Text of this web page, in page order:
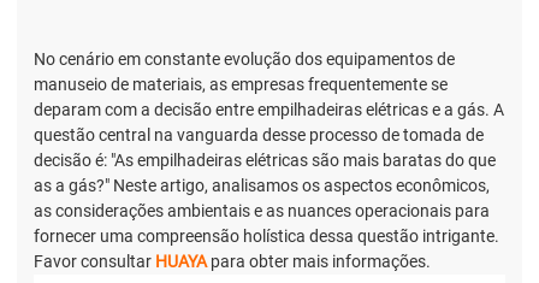
No cenário em constante evolução dos equipamentos de
manuseio de materiais, as empresas frequentemente se
deparam com a decisão entre empilhadeiras elétricas e a gás. A
questão central na vanguarda desse processo de tomada de
decisão é: "As empilhadeiras elétricas são mais baratas do que
as a gás?" Neste artigo, analisamos os aspectos econômicos,
as considerações ambientais e as nuances operacionais para
fornecer uma compreensão holística dessa questão intrigante.
Favor consultar HUAYApara obter mais informações.